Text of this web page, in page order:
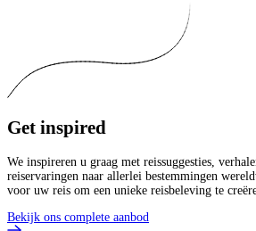
Get inspired
We inspireren u graag met reissuggesties,
reiservaringen naar allerlei bestemmingen
voor uw reis om een unieke reisbeleving te
Bekijk ons complete aanbod